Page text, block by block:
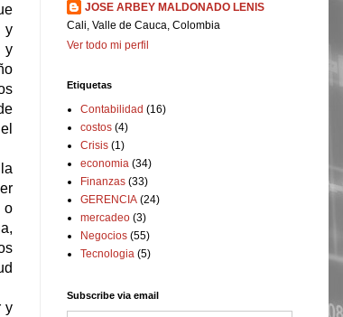
y
y
o
y
JOSE ARBEY MALDONADO LENIS
Cali, Valle de Cauca, Colombia
Ver todo mi perfil
Etiquetas
Contabilidad (16)
costos (4)
Crisis (1)
economia (34)
Finanzas (33)
GERENCIA (24)
mercadeo (3)
Negocios (55)
Tecnologia (5)
Subscribe via email